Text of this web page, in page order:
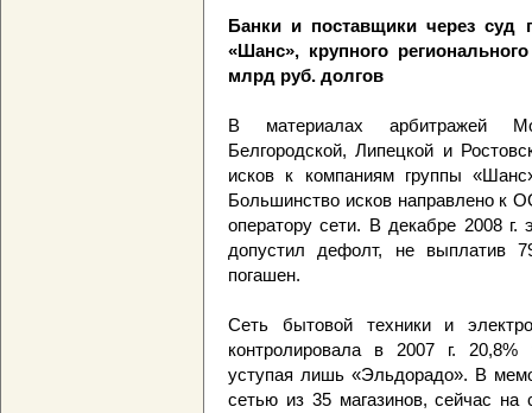
Банки и поставщики через суд
«Шанс», крупного
млрд руб. долгов
В материалах арбитражей
Белгородской, Липецкой и
исков к компаниям группы
Большинство исков направлено к
оператору сети. В декабре 2008 г.
допустил дефолт, не выплатив
погашен.
Cеть бытовой техники и
контролировала в 2007 г. 20,8%
уступая лишь «Эльдорадо». В
сетью из 35 магазинов, сейчас на